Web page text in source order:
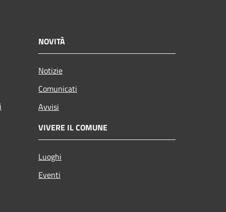
NOVITÀ
Notizie
Comunicati
Avvisi
VIVERE IL COMUNE
Luoghi
Eventi